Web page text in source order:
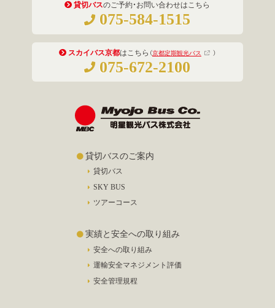
貸切バスのご予約・お問い合わせはこちら
075-584-1515
スカイバス京都はこちら （京都定期観光バス ）
075-672-2100
貸切バスのご案内
貸切バス
SKY BUS
ツアーコース
実績と安全への取り組み
安全への取り組み
運輸安全マネジメント評価
安全管理規程